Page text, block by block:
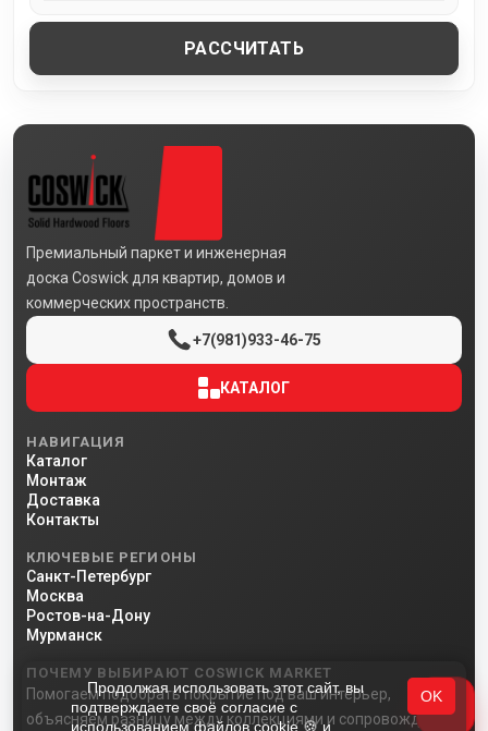
РАССЧИТАТЬ
Премиальный паркет и инженерная
доска Coswick для квартир, домов и
коммерческих пространств.
+7(981)933-46-75
КАТАЛОГ
НАВИГАЦИЯ
Каталог
Монтаж
Доставка
Контакты
КЛЮЧЕВЫЕ РЕГИОНЫ
Санкт-Петербург
Москва
Ростов-на-Дону
Мурманск
ПОЧЕМУ ВЫБИРАЮТ COSWICK MARKET
Помогаем подобрать покрытие под ваш интерьер,
объясняем разницу между коллекциями и сопровождаем
Продолжая использовать этот сайт, вы
подтверждаете своё согласие с
использованием файлов cookie 🍪 и
OK